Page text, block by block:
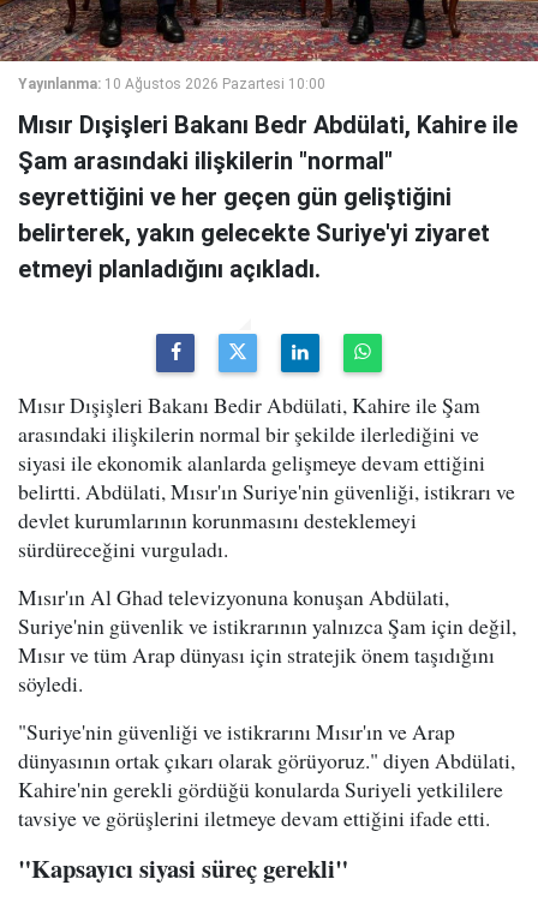
Yayınlanma: 10 Ağustos 2026 Pazartesi 10:00
Mısır Dışişleri Bakanı Bedr Abdülati, Kahire ile
Şam arasındaki ilişkilerin "normal"
seyrettiğini ve her geçen gün geliştiğini
belirterek, yakın gelecekte Suriye'yi ziyaret
etmeyi planladığını açıkladı.
Mısır Dışişleri Bakanı Bedir Abdülati, Kahire ile Şam
arasındaki ilişkilerin normal bir şekilde ilerlediğini ve
siyasi ile ekonomik alanlarda gelişmeye devam ettiğini
belirtti. Abdülati, Mısır'ın Suriye'nin güvenliği, istikrarı ve
devlet kurumlarının korunmasını desteklemeyi
sürdüreceğini vurguladı.
Mısır'ın Al Ghad televizyonuna konuşan Abdülati,
Suriye'nin güvenlik ve istikrarının yalnızca Şam için değil,
Mısır ve tüm Arap dünyası için stratejik önem taşıdığını
söyledi.
"Suriye'nin güvenliği ve istikrarını Mısır'ın ve Arap
dünyasının ortak çıkarı olarak görüyoruz." diyen Abdülati,
Kahire'nin gerekli gördüğü konularda Suriyeli yetkililere
tavsiye ve görüşlerini iletmeye devam ettiğini ifade etti.
"Kapsayıcı siyasi süreç gerekli"